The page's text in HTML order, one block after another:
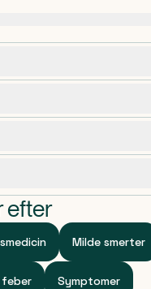
efter
Milde smerter
feber Symptomer